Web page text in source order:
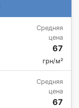
Средняя
цена
67
грн/м²
Средняя
цена
67